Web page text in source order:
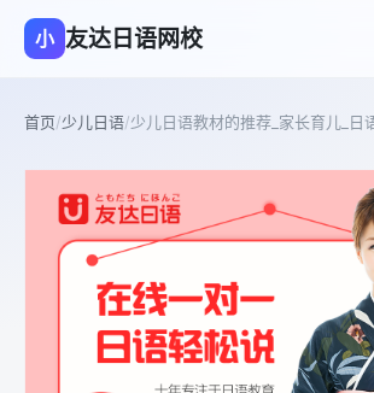
小 友达日语网校
首页/少儿日语/少儿日语教材的推荐_家长育儿_日